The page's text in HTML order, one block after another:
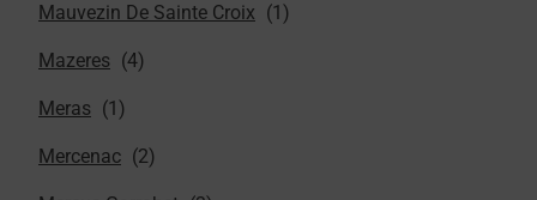
Mauvezin De Sainte Croix
Mazeres
Meras
Mercenac